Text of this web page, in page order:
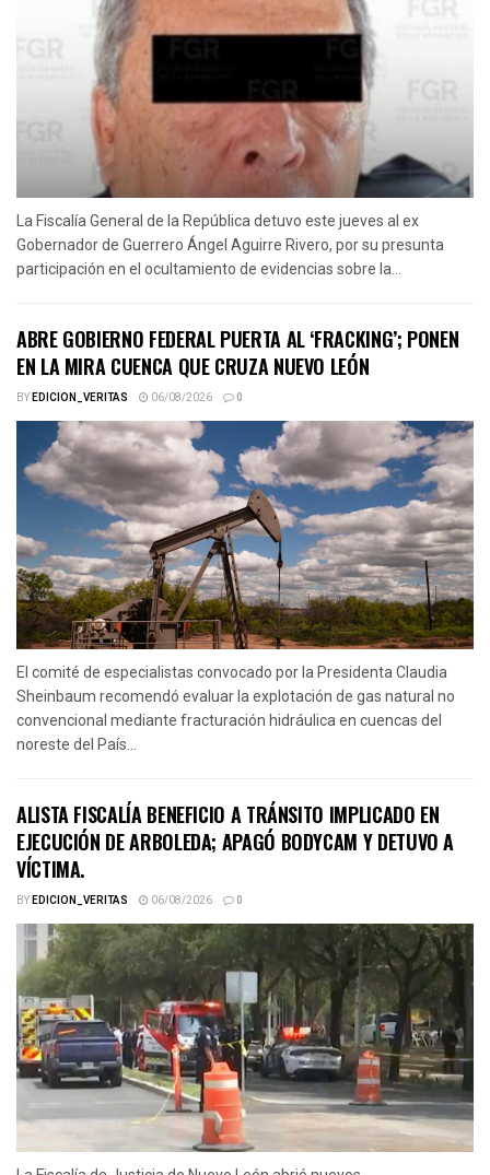
La Fiscalía General de la República detuvo este jueves al ex
Gobernador de Guerrero Ángel Aguirre Rivero, por su presunta
participación en el ocultamiento de evidencias sobre la...
ABRE GOBIERNO FEDERAL PUERTA AL ‘FRACKING’; PONEN
EN LA MIRA CUENCA QUE CRUZA NUEVO LEÓN
BYEDICION_VERITAS 06/08/2026 0
El comité de especialistas convocado por la Presidenta Claudia
Sheinbaum recomendó evaluar la explotación de gas natural no
convencional mediante fracturación hidráulica en cuencas del
noreste del País...
ALISTA FISCALÍA BENEFICIO A TRÁNSITO IMPLICADO EN
EJECUCIÓN DE ARBOLEDA; APAGÓ BODYCAM Y DETUVO A
VÍCTIMA.
BYEDICION_VERITAS 06/08/2026 0